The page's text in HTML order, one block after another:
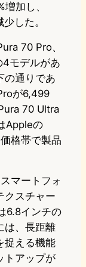
加し、
した。
70 Pro、
モデルがあ
の通りであ
が6,499
70 Ultra
Appleの
格帯で製品
マートフォ
クスチャー
6.8インチの
は、長距離
捉える機能
トアップが